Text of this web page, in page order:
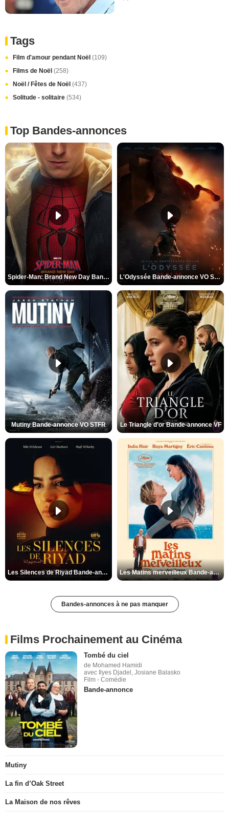
Tags
Film d'amour pendant Noël (109)
Films de Noël (258)
Noël / Fêtes de Noël (437)
Solitude - solitaire (534)
Top Bandes-annonces
Spider-Man: Brand New Day Bande-annonce VO STFR L'Odyssée Bande-annonce VO STFR
Mutiny Bande-annonce VO STFR Le Triangle d'or Bande-annonce VF
Les Silences de Riyad Bande-annonce VO STFR Les Matins merveilleux Bande-annonce VF
Bandes-annonces à ne pas manquer
Films Prochainement au Cinéma
Tombé du ciel
de Mohamed Hamidi
avec Ilyes Djadel, Josiane Balasko
Film - Comédie
Bande-annonce
Mutiny
La fin d’Oak Street
La Maison de nos rêves